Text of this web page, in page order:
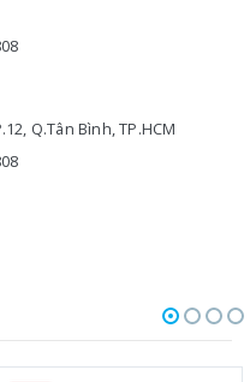
Q.Tân Bình, TP.HCM